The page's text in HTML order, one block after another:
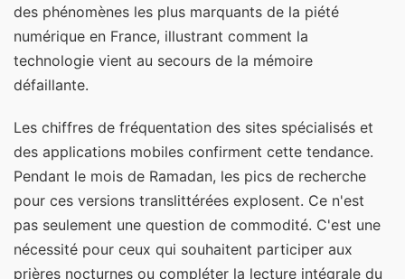
des phénomènes les plus marquants de la piété
numérique en France, illustrant comment la
technologie vient au secours de la mémoire
défaillante.
Les chiffres de fréquentation des sites spécialisés et
des applications mobiles confirment cette tendance.
Pendant le mois de Ramadan, les pics de recherche
pour ces versions translittérées explosent. Ce n'est
pas seulement une question de commodité. C'est une
nécessité pour ceux qui souhaitent participer aux
prières nocturnes ou compléter la lecture intégrale du